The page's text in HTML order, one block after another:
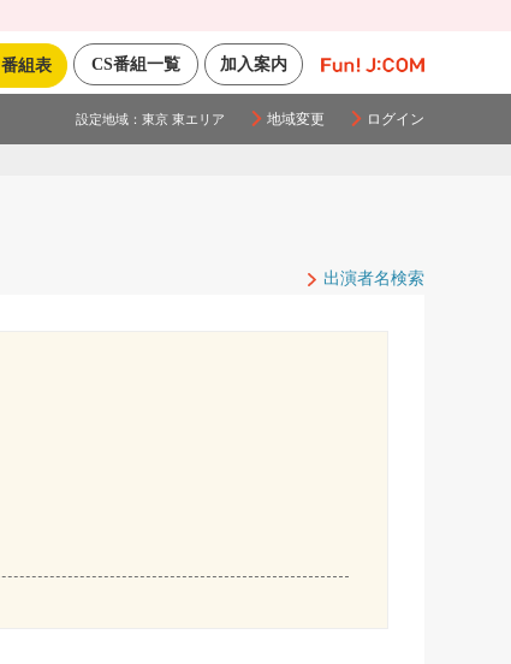
加入案内
CS番組一覧
番組表
設定地域： 東京 東エリア 地域変更 ログイン
出演者名検索